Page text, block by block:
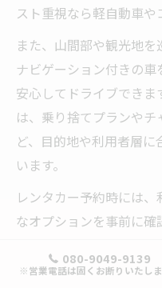
スト重視なら軽自動車や
また、山間部や観光地
ナビゲーション付きの
安心してドライブできま
は、乗り捨てプランや
ど、目的地や利用者層
います。
レンタカー予約時には
なオプションを事前に確
スの高いプランを選び
長期利用向けの定額料
080-9049-9139
※営業電話は固くお断りいたしま